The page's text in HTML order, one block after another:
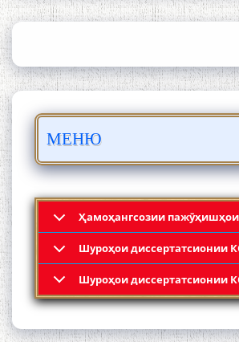
МЕНЮ
Ҳамоҳангсозии
Шyроҳои диссертатсионии
Шyроҳои диссертатсионии
ИЛМҲОИ ТОҶИКИСТОН
БО 4 000 000 СОМОНӢ
МӮЪМИН ҚАНОАТ СОХТА
Кадамчо Худои Шарифзода